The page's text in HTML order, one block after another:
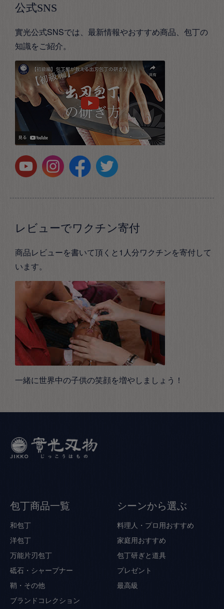
公式SNS
實光公式SNSでは、最新情報やおすすめ商品、包丁の
知識をご紹介。
レビューでワクチン寄付
商品レビューを書いて頂くと1人分ワクチンを寄付して
います。
一緒に世界中の子供の笑顔を増やしましょう！
包丁商品一覧
和包丁
洋包丁
万能片刃包丁
砥石・シャープナー
鞘・その他
ブランドコレクション
シーンから選ぶ
料理人・プロ用おすすめ
家庭用おすすめ
包丁研ぎと道具
プレゼント
最高級